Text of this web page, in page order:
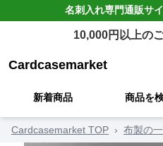
名刺入れ専門通販サ
10,000円以上の
Cardcasemarket
新着商品 商品を
Cardcasemarket TOP › 布製の